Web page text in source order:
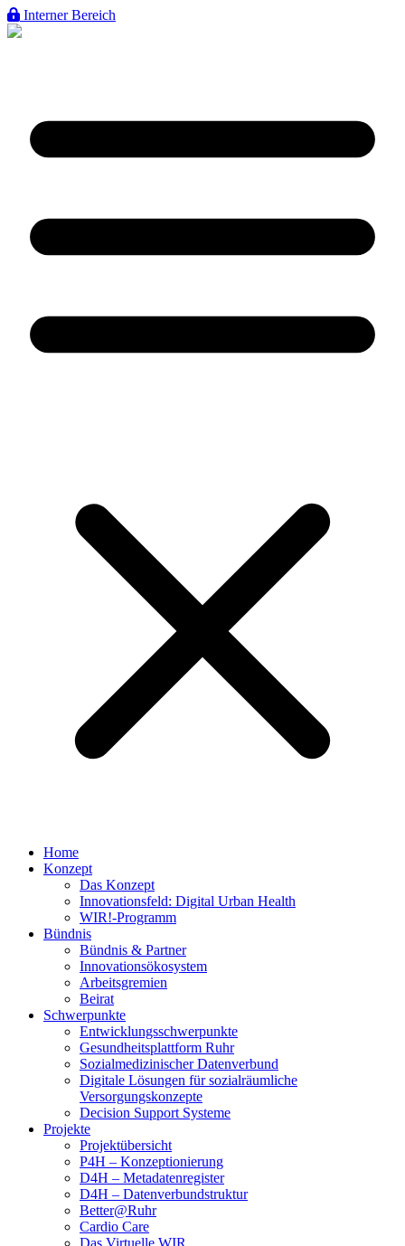
Interner Bereich
Home
Konzept
Das Konzept
Innovationsfeld: Digital Urban Health
WIR!-Programm
Bündnis
Bündnis & Partner
Innovationsökosystem
Arbeitsgremien
Beirat
Schwerpunkte
Entwicklungsschwerpunkte
Gesundheitsplattform Ruhr
Sozialmedizinischer Datenverbund
Digitale Lösungen für sozialräumliche
Versorgungskonzepte
Decision Support Systeme
Projekte
Projektübersicht
P4H – Konzeptionierung
D4H – Metadatenregister
D4H – Datenverbundstruktur
Better@Ruhr
Cardio Care
Das Virtuelle WIR